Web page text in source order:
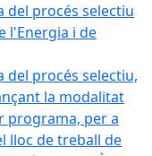
del procés selectiu
l'Energia i de
del procés selectiu,
la modalitat
programa, per a
lloc de treball de